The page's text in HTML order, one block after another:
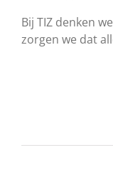
Bij TIZ denken
zorgen we dat